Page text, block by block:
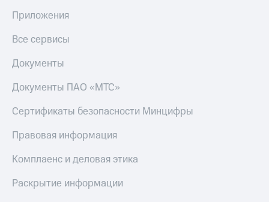
Приложения
Все сервисы
Документы
Документы ПАО «МТС»
Сертификаты безопасности Минцифры
Правовая информация
Комплаенс и деловая этика
Раскрытие информации